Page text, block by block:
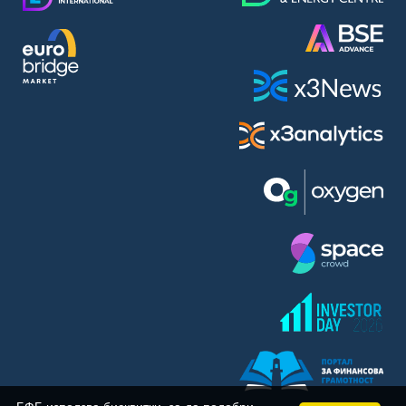
BASF SE (BAS)
Bayer AG (BAYN)
Bayerische Motoren Werke AG (BMW)
BE Semiconductor Industries N.V. (BSI)
Capital One Financial Corp. (CFX)